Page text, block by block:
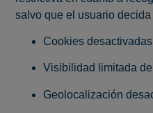
salvo que el usuario
Cookies
Visibilidad limitada
Geolocalización